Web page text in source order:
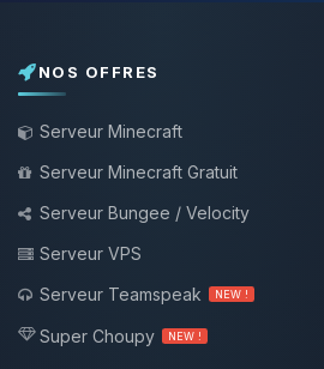
NOS OFFRES
Serveur Minecraft
Serveur Minecraft Gratuit
Serveur Bungee / Velocity
Serveur VPS
Serveur Teamspeak
NEW !
Super Choupy NEW !